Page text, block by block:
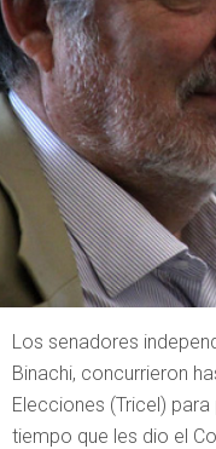
Los senadores
Binachi, concurrieron
Elecciones (Tricel)
tiempo que les dio el